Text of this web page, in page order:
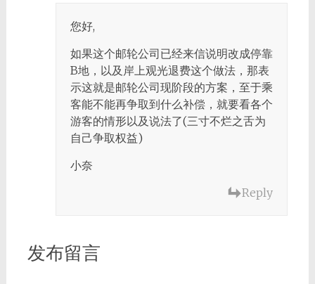
您好,
如果这个邮轮公司已经来信说明改成停靠
B地，以及岸上观光退费这个做法，那表
示这就是邮轮公司现阶段的方案，至于乘
客能不能再争取到什么补偿，就要看各个
游客的情形以及说法了(三寸不烂之舌为
自己争取权益)
小奈
Reply
发布留言